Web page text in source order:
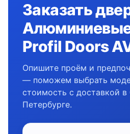
Заказать
Profil Doors
Опишите проём и
— поможем выбрать
стоимость с доставкой в
Петербурге.